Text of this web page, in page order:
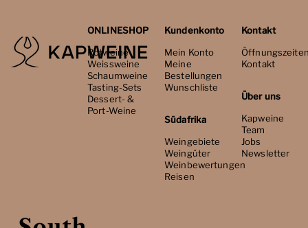
ONLINESHOP
Rotweine
Weissweine
Schaumweine
Tasting-Sets
Dessert- &
Port-Weine
Kundenkonto
Mein Konto
Meine
Bestellungen
Wunschliste
Südafrika
Weingebiete
Weingüter
Weinbewertungen
Reisen
Kontakt
Kontakt
Über uns
Kapweine
Team
Jobs
Newsletter